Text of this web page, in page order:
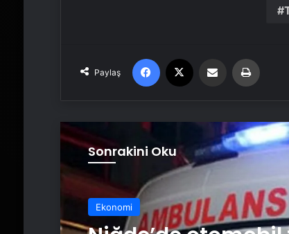
Paylaş
Facebook Email'den paylaş
Sonrakini Oku
Ekonomi